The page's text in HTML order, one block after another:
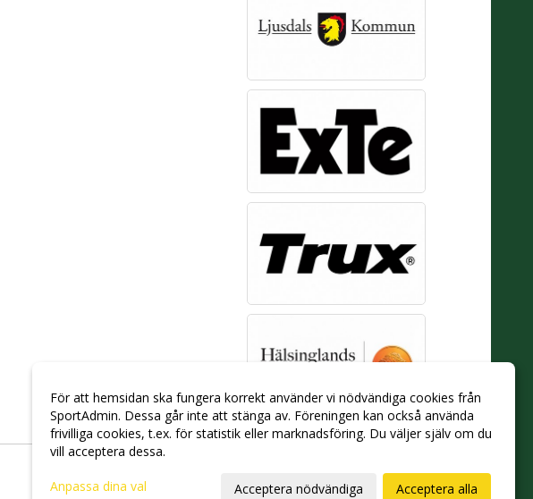
För att hemsidan ska fungera korrekt använder vi nödvändiga cookies från
SportAdmin. Dessa går inte att stänga av. Föreningen kan också använda
frivilliga cookies, t.ex. för statistik eller marknadsföring. Du väljer själv om du
vill acceptera dessa.
Anpassa dina val Acceptera nödvändiga Acceptera alla